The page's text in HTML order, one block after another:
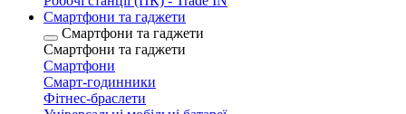
Смартфони та гаджети
Смартфони та гаджети
Смартфони та гаджети
Смартфони
Смарт-годинники
Фітнес-браслети